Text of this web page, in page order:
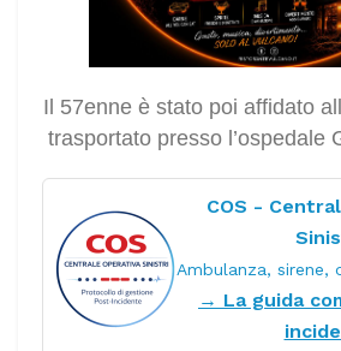
Il 57enne è stato poi affidato
trasportato presso l’ospedale
COS -
Ambulanza, sirene,
→ La guida